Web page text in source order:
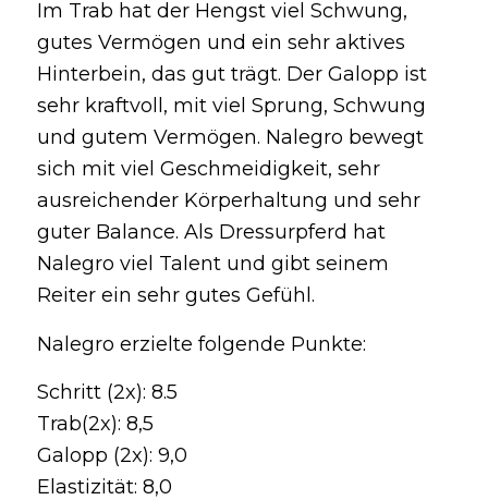
Im Trab hat der Hengst viel Schwung,
gutes Vermögen und ein sehr aktives
Hinterbein, das gut trägt. Der Galopp ist
sehr kraftvoll, mit viel Sprung, Schwung
und gutem Vermögen. Nalegro bewegt
sich mit viel Geschmeidigkeit, sehr
ausreichender Körperhaltung und sehr
guter Balance. Als Dressurpferd hat
Nalegro viel Talent und gibt seinem
Reiter ein sehr gutes Gefühl.
Nalegro erzielte folgende Punkte:
Schritt (2x): 8.5
Trab(2x): 8,5
Galopp (2x): 9,0
Elastizität: 8,0